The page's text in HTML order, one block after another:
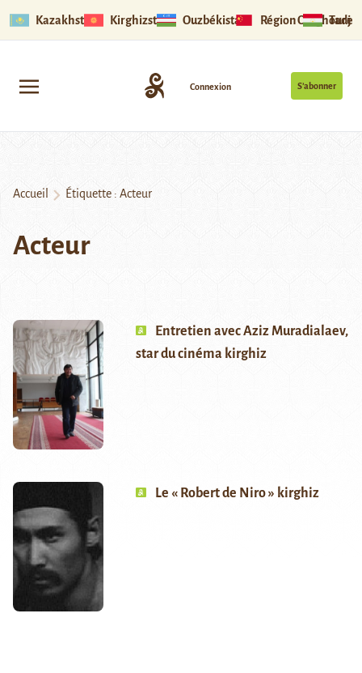
Kazakhstan Kirghizstan Ouzbékistan Région Ouïghoure
S’abonner
Connexion
Accueil Étiquette : Acteur
Acteur
Entretien avec Aziz Muradialaev,
star du cinéma kirghiz
Le « Robert de Niro » kirghiz